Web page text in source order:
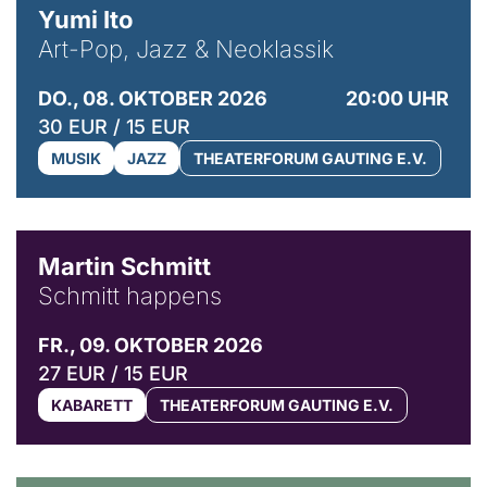
Yumi Ito
Art-Pop, Jazz & Neoklassik
DO., 08. OKTOBER 2026
20:00 UHR
30 EUR / 15 EUR
MUSIK JAZZ THEATERFORUM GAUTING E.V.
Martin Schmitt
Schmitt happens
FR., 09. OKTOBER 2026
27 EUR / 15 EUR
KABARETT THEATERFORUM GAUTING E.V.